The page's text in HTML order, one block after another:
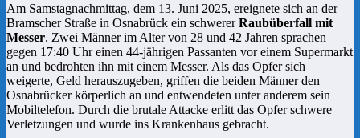
Am Samstagnachmittag, dem 13. Juni 2025, ereignete sich an der
Bramscher Straße in Osnabrück ein schwererRaubüberfall mit
Messer. Zwei Männer im Alter von 28 und 42 Jahren sprachen
gegen 17:40 Uhr einen 44-jährigen Passanten vor einem Supermarkt
an und bedrohten ihn mit einem Messer. Als das Opfer sich
weigerte, Geld herauszugeben, griffen die beiden Männer den
Osnabrücker körperlich an und entwendeten unter anderem sein
Mobiltelefon. Durch die brutale Attacke erlitt das Opfer schwere
Verletzungen und wurde ins Krankenhaus gebracht.